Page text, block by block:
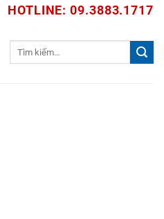
HOTLINE: 09.3883.1717